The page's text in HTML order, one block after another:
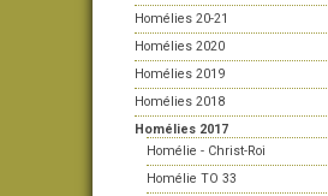
Homélies 20-21
Homélies 2020
Homélies 2019
Homélies 2018
Homélies 2017
Homélie - Christ-Roi
Homélie TO 33